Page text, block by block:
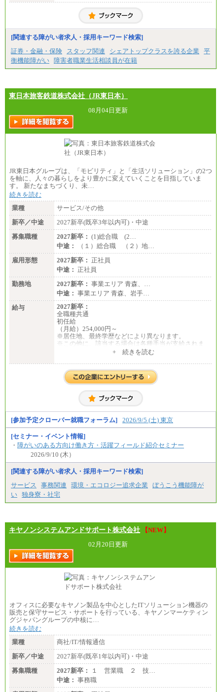
月給20万2000円～23万4000円（勤務地により異な
固定残業／なし 試用期間／あり（6か月）
[関連する障がい者求人・採用キーワード検索]
証券・金融・保険
スタッフ関連 シェアトップクラスを誇る企業
平
衡機能障がい 障害者職業生活相談員が在籍
東日本旅客鉄道株式会社（JR東日本）
08月04日更新
JR東日本グループは、「モビリティ」と「生活ソリューション」の2つ
を軸に、人々の暮らしをより豊かに変えていくことを目指していま
す。 新たなまちづくり、未…
続きを読む
業種
サービス/その他
新卒／中途
2027新卒(既卒3年以内可)・中途
募集職種
2027新卒： (1)総合職 (2…
中途：
（１）総合職 （２）地…
雇用形態
2027新卒： 正社員
中途： 正社員
勤務地
2027新卒： 事業エリア 青森、…
中途： 事業エリア 青森、岩手…
給与
2027新卒：
全職種共通
初任給
（月給）254,000円～
※居住地、最終学歴などにより異なります。
※この他に、該当する場合は各種手当が支給されま
中途：
全職種共通
※居住地、年齢により異なります。
※この他に、該当する場合は各種手当が支給されま
す。
※試用期間中も給与に変更はございません
+ 続きを読む
[参加予定クローバー就職フォーラム] 2026/9/5 (土) 東京
[セミナー・イベント情報]
・ 障がいのある方向け働き方・活躍フィールド紹介セミナー
2026/9/10 (木）
[関連する障がい者求人・採用キーワード検索]
サービス
事務関連 環境・エコロジー追求企業
ぼうこう機能障が
い 独身寮・社宅
キヤノンシステムアンドサポート株式会社
【NEW】
02月20日更新
オフィスに必要なキヤノン製品を中心としたITソリューション機器の
販売と保守サービス・サポートを行っている、キヤノンマーケティン
グジャパングループの中核に…
続きを読む
業種
商社/IT/情報通信
新卒／中途
2027新卒(既卒1年以内可)・中途
募集職種
2027新卒：
１ 営業職 ２ 技…
中途： 事務職